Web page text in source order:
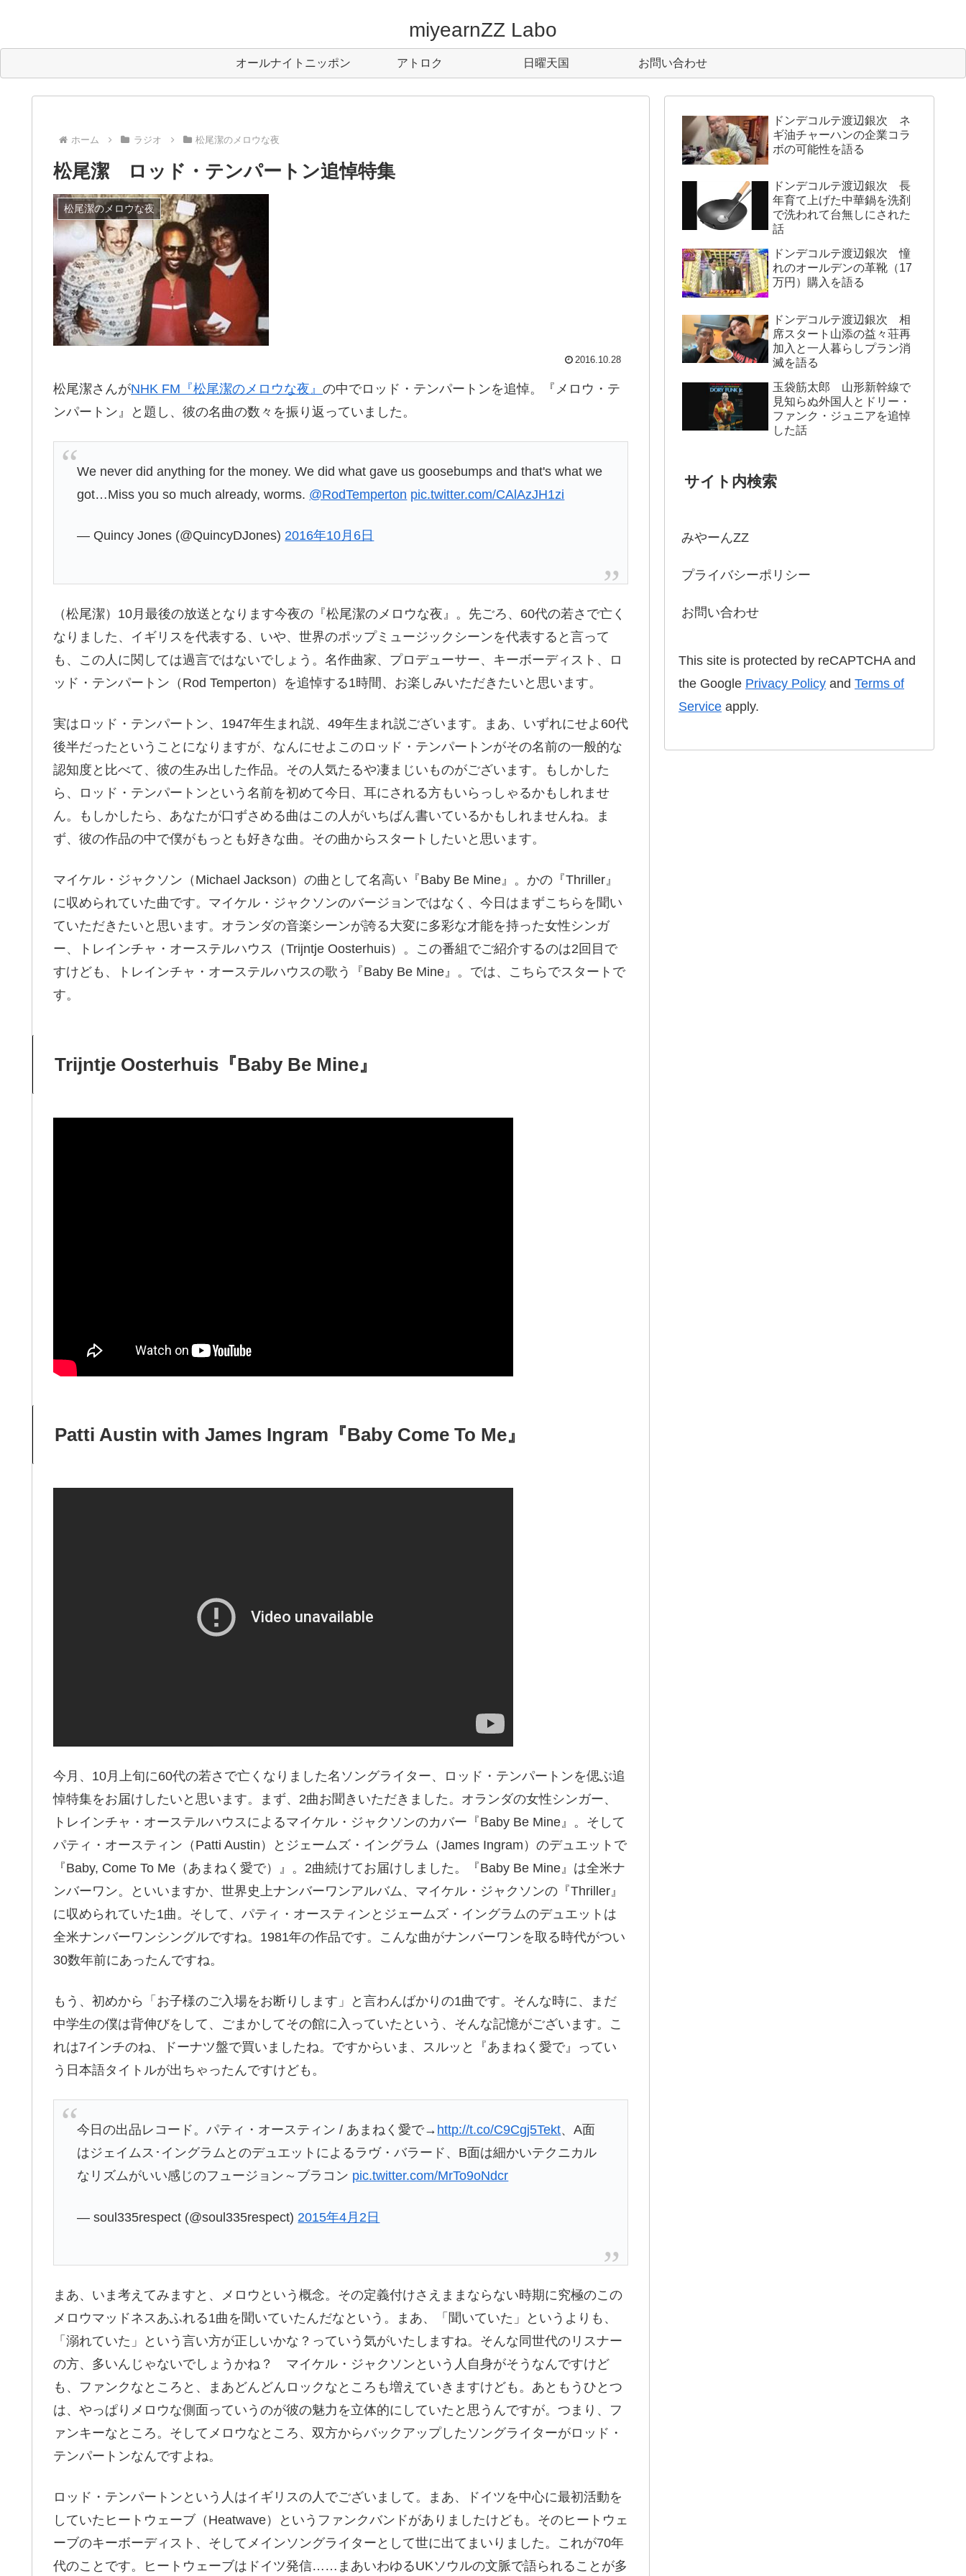
miyearnZZ Labo
オールナイトニッポン アトロク 日曜天国 お問い合わせ
ホーム ラジオ 松尾潔のメロウな夜
松尾潔 ロッド・テンパートン追悼特集
松尾潔のメロウな夜
2016.10.28
松尾潔さんがNHK FM『松尾潔のメロウな夜』 の中でロッド・テンパートンを追悼。『メロウ・テ
ンパートン』と題し、彼の名曲の数々を振り返っていました。
We never did anything for the money. We did what gave us goosebumps and that's what we
got…Miss you so much already, worms. @RodTemperton pic.twitter.com/CAlAzJH1zi
— Quincy Jones (@QuincyDJones) 2016年10月6日
（松尾潔）10月最後の放送となります今夜の『松尾潔のメロウな夜』。先ごろ、60代の若さで亡く
なりました、イギリスを代表する、いや、世界のポップミュージックシーンを代表すると言って
も、この人に関しては過言ではないでしょう。名作曲家、プロデューサー、キーボーディスト、ロ
ッド・テンパートン（Rod Temperton）を追悼する1時間、お楽しみいただきたいと思います。
実はロッド・テンパートン、1947年生まれ説、49年生まれ説ございます。まあ、いずれにせよ60代
後半だったということになりますが、なんにせよこのロッド・テンパートンがその名前の一般的な
認知度と比べて、彼の生み出した作品。その人気たるや凄まじいものがございます。もしかした
ら、ロッド・テンパートンという名前を初めて今日、耳にされる方もいらっしゃるかもしれませ
ん。もしかしたら、あなたが口ずさめる曲はこの人がいちばん書いているかもしれませんね。ま
ず、彼の作品の中で僕がもっとも好きな曲。その曲からスタートしたいと思います。
マイケル・ジャクソン（Michael Jackson）の曲として名高い『Baby Be Mine』。かの『Thriller』
に収められていた曲です。マイケル・ジャクソンのバージョンではなく、今日はまずこちらを聞い
ていただきたいと思います。オランダの音楽シーンが誇る大変に多彩な才能を持った女性シンガ
ー、トレインチャ・オーステルハウス（Trijntje Oosterhuis）。この番組でご紹介するのは2回目で
すけども、トレインチャ・オーステルハウスの歌う『Baby Be Mine』。では、こちらでスタートで
す。
Trijntje Oosterhuis『Baby Be Mine』
Patti Austin with James Ingram『Baby Come To Me』
今月、10月上旬に60代の若さで亡くなりました名ソングライター、ロッド・テンパートンを偲ぶ追
悼特集をお届けしたいと思います。まず、2曲お聞きいただきました。オランダの女性シンガー、
トレインチャ・オーステルハウスによるマイケル・ジャクソンのカバー『Baby Be Mine』。そして
パティ・オースティン（Patti Austin）とジェームズ・イングラム（James Ingram）のデュエットで
『Baby, Come To Me（あまねく愛で）』。2曲続けてお届けしました。『Baby Be Mine』は全米ナ
ンバーワン。といいますか、世界史上ナンバーワンアルバム、マイケル・ジャクソンの『Thriller』
に収められていた1曲。そして、パティ・オースティンとジェームズ・イングラムのデュエットは
全米ナンバーワンシングルですね。1981年の作品です。こんな曲がナンバーワンを取る時代がつい
30数年前にあったんですね。
もう、初めから「お子様のご入場をお断りします」と言わんばかりの1曲です。そんな時に、まだ
中学生の僕は背伸びをして、ごまかしてその館に入っていたという、そんな記憶がございます。こ
れは7インチのね、ドーナツ盤で買いましたね。ですからいま、スルッと『あまねく愛で』ってい
う日本語タイトルが出ちゃったんですけども。
今日の出品レコード。パティ・オースティン / あまねく愛で→ http://t.co/C9Cgj5Tekt、A面
はジェイムス･イングラムとのデュエットによるラヴ・バラード、B面は細かいテクニカル
なリズムがいい感じのフュージョン～ブラコン pic.twitter.com/MrTo9oNdcr
— soul335respect (@soul335respect) 2015年4月2日
まあ、いま考えてみますと、メロウという概念。その定義付けさえままならない時期に究極のこの
メロウマッドネスあふれる1曲を聞いていたんだなという。まあ、「聞いていた」というよりも、
「溺れていた」という言い方が正しいかな？っていう気がいたしますね。そんな同世代のリスナー
の方、多いんじゃないでしょうかね？ マイケル・ジャクソンという人自身がそうなんですけど
も、ファンクなところと、まあどんどんロックなところも増えていきますけども。あともうひとつ
は、やっぱりメロウな側面っていうのが彼の魅力を立体的にしていたと思うんですが。つまり、フ
ァンキーなところ。そしてメロウなところ、双方からバックアップしたソングライターがロッド・
テンパートンなんですよね。
ロッド・テンパートンという人はイギリスの人でございまして。まあ、ドイツを中心に最初活動を
していたヒートウェーブ（Heatwave）というファンクバンドがありましたけども。そのヒートウェ
ーブのキーボーディスト、そしてメインソングライターとして世に出てまいりました。これが70年
代のことです。ヒートウェーブはドイツ発信……まあいわゆるUKソウルの文脈で語られることが多
ドンデコルテ渡辺銀次 ネ
ギ油チャーハンの企業コラ
ボの可能性を語る
ドンデコルテ渡辺銀次 長
年育て上げた中華鍋を洗剤
で洗われて台無しにされた
話
ドンデコルテ渡辺銀次 憧
れのオールデンの革靴（17
万円）購入を語る
ドンデコルテ渡辺銀次 相
席スタート山添の益々荘再
加入と一人暮らしプラン消
滅を語る
玉袋筋太郎 山形新幹線で
見知らぬ外国人とドリー・
ファンク・ジュニアを追悼
した話
サイト内検索
みやーんZZ
プライバシーポリシー
お問い合わせ
This site is protected by reCAPTCHA and
the Google Privacy Policy and Terms of
Service apply.